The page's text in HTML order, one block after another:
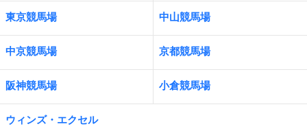
東京競馬場 中山競馬場
中京競馬場 京都競馬場
阪神競馬場 小倉競馬場
ウィンズ・エクセル